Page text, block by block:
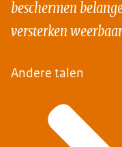
beschermen
versterken
Andere talen